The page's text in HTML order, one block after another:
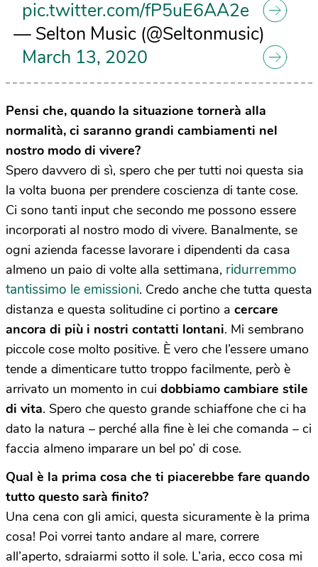
pic.twitter.com/fP5uE6AA2e
— Selton Music (@Seltonmusic)
March 13, 2020
Pensi che, quando la situazione tornerà alla
normalità, ci saranno grandi cambiamenti nel
nostro modo di vivere?
Spero davvero di sì, spero che per tutti noi questa sia
la volta buona per prendere coscienza di tante cose.
Ci sono tanti input che secondo me possono essere
incorporati al nostro modo di vivere. Banalmente, se
ogni azienda facesse lavorare i dipendenti da casa
almeno un paio di volte alla settimana, ridurremmo
tantissimo le emissioni. Credo anche che tutta questa
distanza e questa solitudine ci portino a cercare
ancora di più i nostri contatti lontani. Mi sembrano
piccole cose molto positive. È vero che l’essere umano
tende a dimenticare tutto troppo facilmente, però è
arrivato un momento in cui dobbiamo cambiare stile
di vita. Spero che questo grande schiaffone che ci ha
dato la natura – perché alla fine è lei che comanda – ci
faccia almeno imparare un bel po’ di cose.
Qual è la prima cosa che ti piacerebbe fare quando
tutto questo sarà finito?
Una cena con gli amici, questa sicuramente è la prima
cosa! Poi vorrei tanto andare al mare, correre
all’aperto, sdraiarmi sotto il sole. L’aria, ecco cosa mi